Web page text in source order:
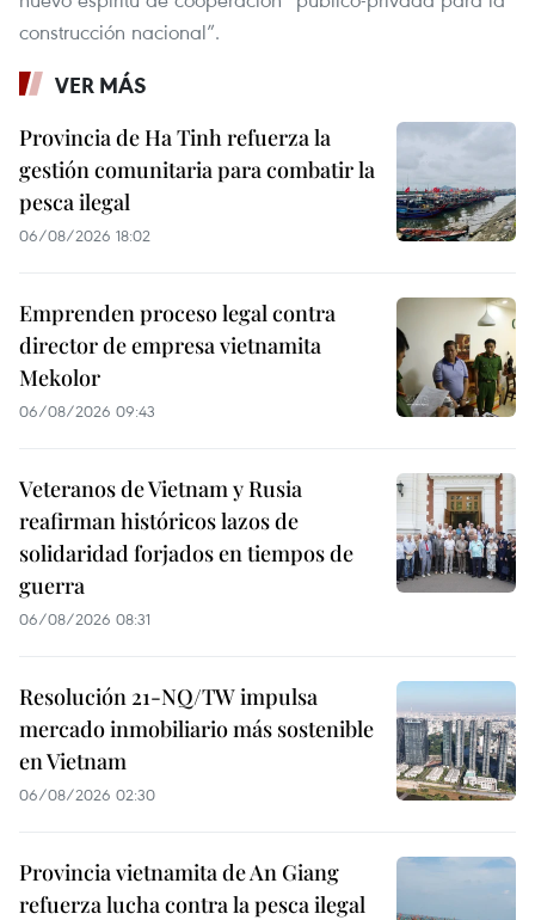
construcción nacional”.
VER MÁS
Provincia de Ha Tinh refuerza la
gestión comunitaria para combatir la
pesca ilegal
06/08/2026 18:02
Emprenden proceso legal contra
director de empresa vietnamita
Mekolor
06/08/2026 09:43
Veteranos de Vietnam y Rusia
reafirman históricos lazos de
solidaridad forjados en tiempos de
guerra
06/08/2026 08:31
Resolución 21-NQ/TW impulsa
mercado inmobiliario más sostenible
en Vietnam
06/08/2026 02:30
Provincia vietnamita de An Giang
refuerza lucha contra la pesca ilegal